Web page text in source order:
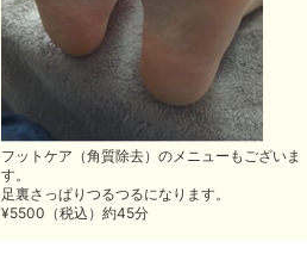
フットケア（角質除去）のメニューもございま
す。
足裏さっぱりつるつるになります。
¥5500（税込）約45分